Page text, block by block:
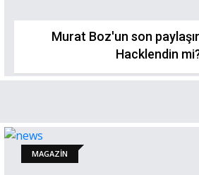
Murat Boz'un son
Hacklendin
MAGAZİN